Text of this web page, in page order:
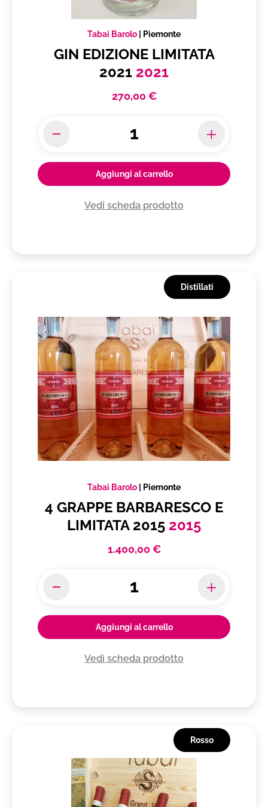
Tabai Barolo Piemonte
GIN EDIZIONE LIMITATA
2021 2021
270,00 €
Aggiungi al carrello
Vedi scheda prodotto
Distillati
Tabai Barolo Piemonte
4 GRAPPE BARBARESCO E
LIMITATA 2015 2015
1.400,00 €
Aggiungi al carrello
Vedi scheda prodotto
Rosso